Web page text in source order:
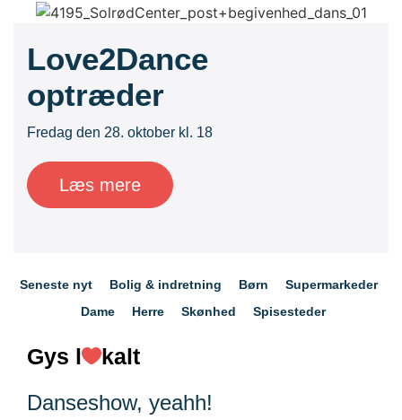
Love2Dance
optræder
Fredag den 28. oktober kl. 18
Læs mere
Seneste nyt Bolig & indretning Børn
Supermarkeder
Dame
Herre Skønhed Spisesteder
Gys l kalt
Danseshow, yeahh!